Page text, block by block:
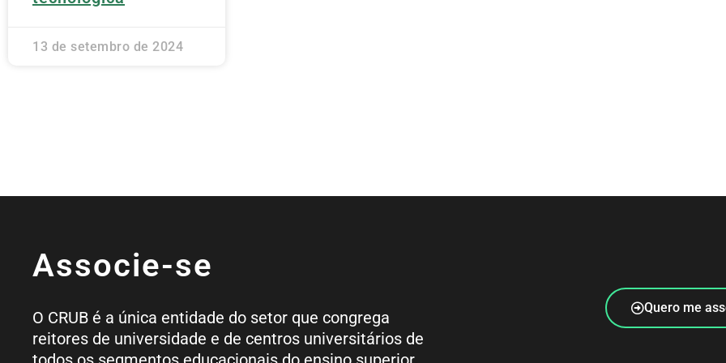
13 de setembro de 2024
Associe-se
O CRUB é a única entidade do setor que congrega
reitores de universidade e de centros universitários de
Quero me